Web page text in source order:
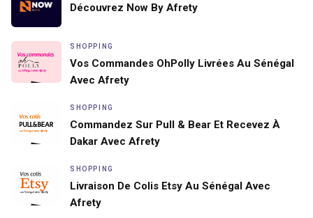
Découvrez Now By Afrety
SHOPPING
Vos Commandes OhPolly Livrées Au Sénégal
Avec Afrety
SHOPPING
Commandez Sur Pull & Bear Et Recevez À
Dakar Avec Afrety
SHOPPING
Livraison De Colis Etsy Au Sénégal Avec
Afrety